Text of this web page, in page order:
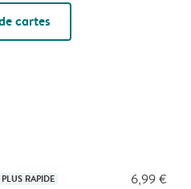
cartes
PLUS RAPIDE 6,99 €